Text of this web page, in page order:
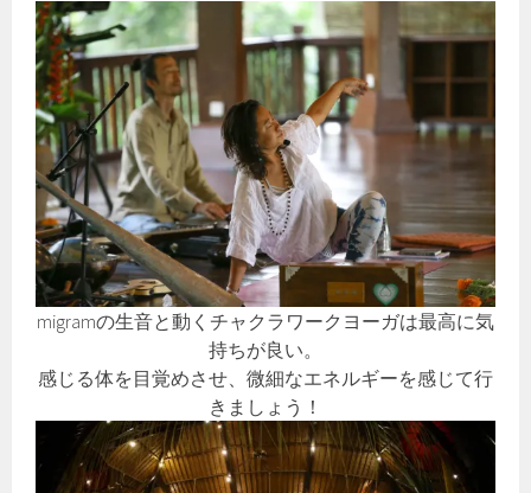
migramの生音と動くチャクラワークヨーガは最高に気
持ちが良い。
感じる体を目覚めさせ、微細なエネルギーを感じて行
きましょう！